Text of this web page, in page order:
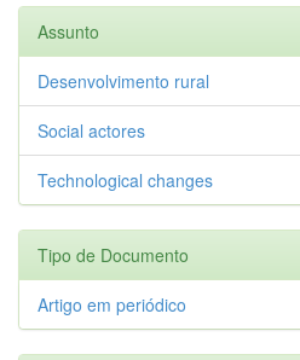
Assunto
Desenvolvimento rural
Social actores
Technological changes
Tipo de Documento
Artigo em periódico